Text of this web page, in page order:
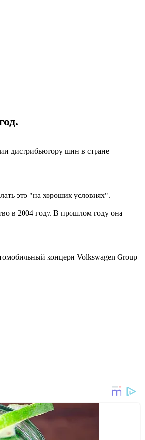
дистрибьютору шин в стране
это "на хороших условиях".
в 2004 году. В прошлом году она
концерн Volkswagen Group